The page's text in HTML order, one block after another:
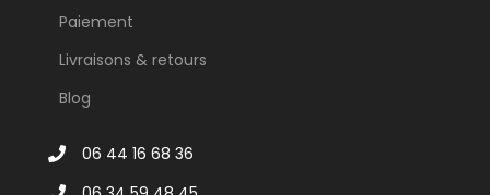
Paiement
Livraisons & retours
Blog
06 44 16 68 36